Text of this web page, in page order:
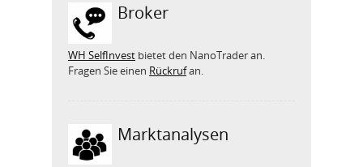
Broker
WH SelfInvest bietet den NanoTrader an.
Fragen Sie einen Rückrufan.
Marktanalysen